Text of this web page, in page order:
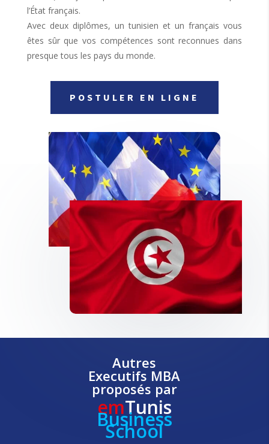
l’État français.
Avec deux diplômes, un tunisien et un français vous
êtes sûr que vos compétences sont reconnues dans
presque tous les pays du monde.
POSTULER EN LIGNE
Autres
Executifs MBA
proposés par
emTunis
Business
School